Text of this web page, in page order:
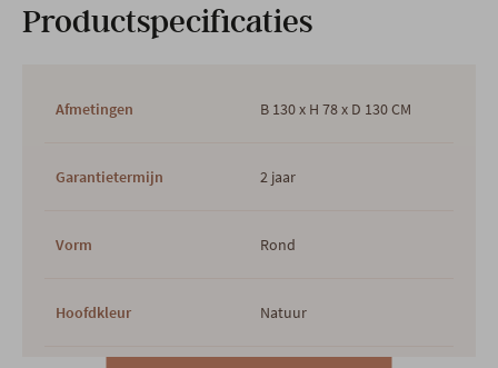
Productspecificaties
Afmetingen B 130 x H 78 x D 130 CM
Garantietermijn 2 jaar
Vorm Rond
Hoofdkleur Natuur